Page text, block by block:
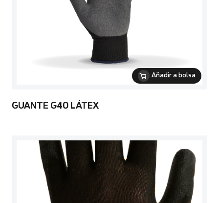
Añadir a bolsa
GUANTE G40 LÁTEX